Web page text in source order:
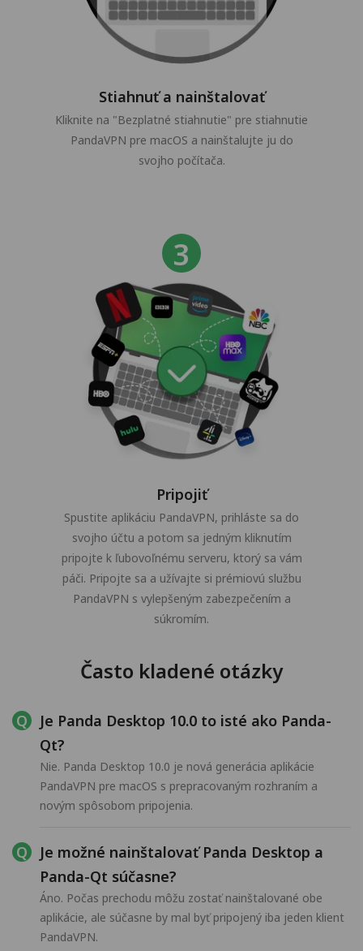
Stiahnuť a nainštalovať
Kliknite na "Bezplatné stiahnutie" pre stiahnutie
PandaVPN pre macOS a nainštalujte ju do
svojho počítača.
Pripojiť
Spustite aplikáciu PandaVPN, prihláste sa do
svojho účtu a potom sa jedným kliknutím
pripojte k ľubovoľnému serveru, ktorý sa vám
páči. Pripojte sa a užívajte si prémiovú službu
PandaVPN s vylepšeným zabezpečením a
súkromím.
Často kladené otázky
Je Panda Desktop 10.0 to isté ako Panda-
Qt?
Nie. Panda Desktop 10.0 je nová generácia aplikácie
PandaVPN pre macOS s prepracovaným rozhraním a
novým spôsobom pripojenia.
Je možné nainštalovať Panda Desktop a
Panda-Qt súčasne?
Áno. Počas prechodu môžu zostať nainštalované obe
aplikácie, ale súčasne by mal byť pripojený iba jeden klient
PandaVPN.